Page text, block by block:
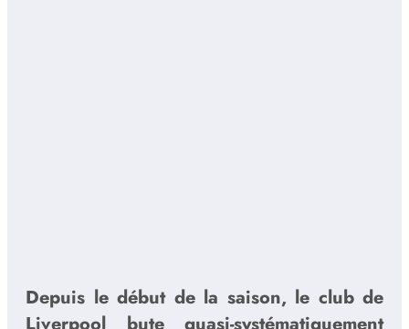
Depuis le début de la saison, le club de